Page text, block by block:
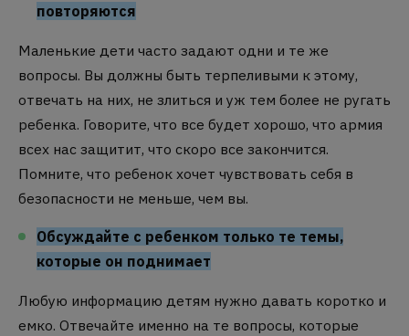
повторяются
Маленькие дети часто задают одни и те же
вопросы. Вы должны быть терпеливыми к этому,
отвечать на них, не злиться и уж тем более не ругать
ребенка. Говорите, что все будет хорошо, что армия
всех нас защитит, что скоро все закончится.
Помните, что ребенок хочет чувствовать себя в
безопасности не меньше, чем вы.
Обсуждайте с ребенком только те темы,
которые он поднимает
Любую информацию детям нужно давать коротко и
емко. Отвечайте именно на те вопросы, которые